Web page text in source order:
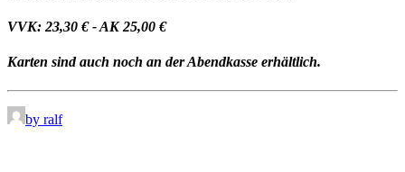
VVK: 23,30 € - AK 25,00 €
Karten sind auch noch an der Abendkasse erhältlich.
by ralf